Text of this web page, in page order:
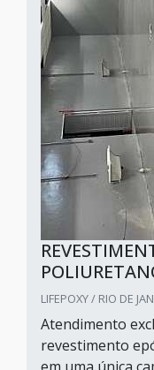
LIFEPOXY / RIO DE
Atendimento
revestimento